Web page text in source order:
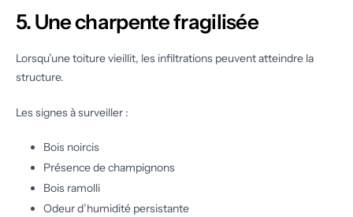
5. Une charpente fragilisée
Lorsqu’une toiture vieillit, les infiltrations peuvent atteindre la
structure.
Les signes à surveiller :
Bois noircis
Présence de champignons
Bois ramolli
Odeur d’humidité persistante